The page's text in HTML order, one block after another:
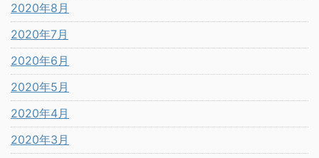
2020年8月
2020年7月
2020年6月
2020年5月
2020年4月
2020年3月